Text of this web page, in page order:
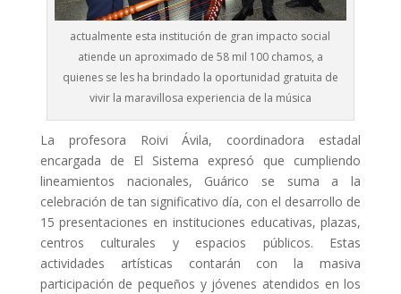
actualmente esta institución de gran impacto social
atiende un aproximado de 58 mil 100 chamos, a
quienes se les ha brindado la oportunidad gratuita de
vivir la maravillosa experiencia de la música
La profesora Roivi Ávila, coordinadora estadal
encargada de El Sistema expresó que cumpliendo
lineamientos nacionales, Guárico se suma a la
celebración de tan significativo día, con el desarrollo de
15 presentaciones en instituciones educativas, plazas,
centros culturales y espacios públicos. Estas
actividades artísticas contarán con la masiva
participación de pequeños y jóvenes atendidos en los